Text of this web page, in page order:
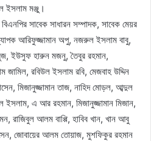
ইসলাম মঞ্জু।
সাবেক সাধারন সম্পাদক, সাবেক মেয়র
আরিফুজ্জামান অপু, নজরুল ইসলাম বাবু,
ইউসুফ হারুন মজনু, তৈবুর রহমান,
জামিল, রবিউল ইসলাম রবি, মেজবাহ উদ্দিন
মিজানুজ্জামান তাজ, নাহিদ মোড়ল, আব্দুল
ইসলাম, এ আর রহমান, মিজানুজ্জামান মিজান,
রাজিবুল আলম বাপ্পি, হাবিব খান, খান আবু
জোবায়ের আলম তোয়াজ, মুশফিকুর রহমান